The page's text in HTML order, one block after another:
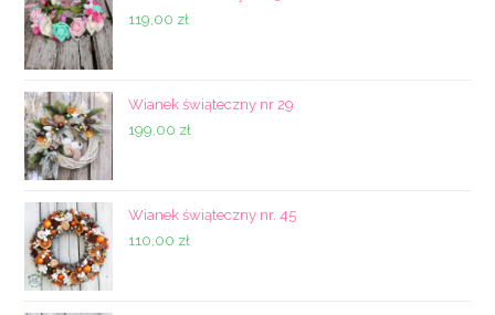
119,00 zł
Wianek świąteczny nr 29
199,00 zł
Wianek świąteczny nr. 45
110,00 zł